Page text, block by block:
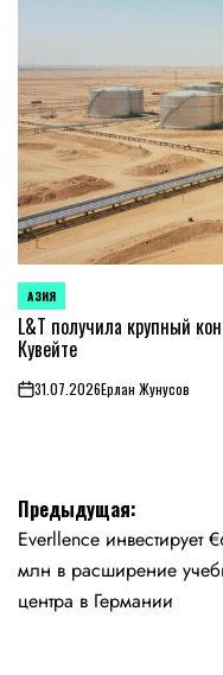
ОПУБЛИКОВАНО
В
АЗИЯ
L&T получила крупный
Кувейте
on31.07.2026Ерлан Жунусов
Навигация
по
записям
Предыдущая:
Everllence инвестирует
млн в расширение
центра в Германии